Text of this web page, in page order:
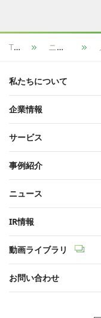
TOP ニュース
私たちについて
企業情報
サービス
事例紹介
ニュース
IR情報
動画ライブラリ
お問い合わせ